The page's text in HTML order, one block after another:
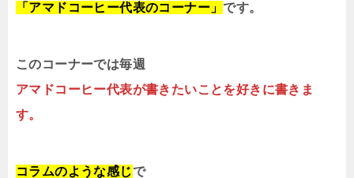
「アマドコーヒー代表のコーナー」です。
このコーナーでは毎週
アマドコーヒー代表が書きたいことを好きに書きま
す。
コラムのような感じで